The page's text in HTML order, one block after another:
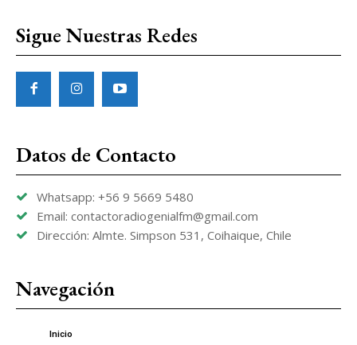
Sigue Nuestras Redes
Datos de Contacto
Whatsapp: +56 9 5669 5480
Email: contactoradiogenialfm@gmail.com
Dirección: Almte. Simpson 531, Coihaique, Chile
Navegación
Inicio